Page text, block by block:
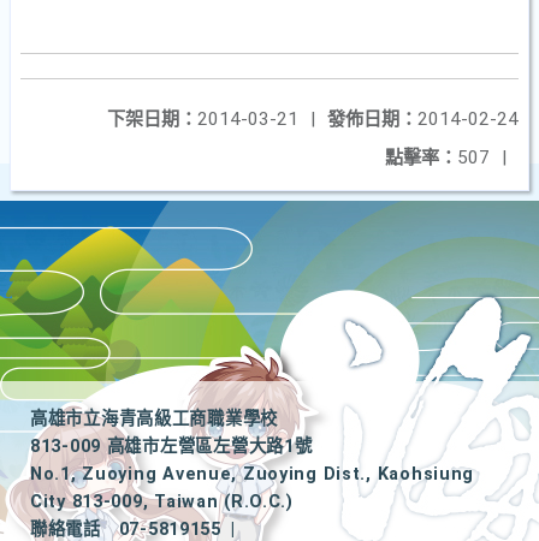
發佈日期： 2014-02-24
下架日期： 2014-03-21
|
點擊率： 507 |
高雄市立海青高級工商職業學校
813-009 高雄市左營區左營大路1號
No.1, Zuoying Avenue, Zuoying Dist., Kaohsiung
City 813-009, Taiwan (R.O.C.)
聯絡電話
07-5819155
|